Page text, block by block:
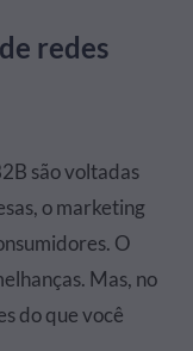
redes
são voltadas
o marketing
O
Mas, no
do que você